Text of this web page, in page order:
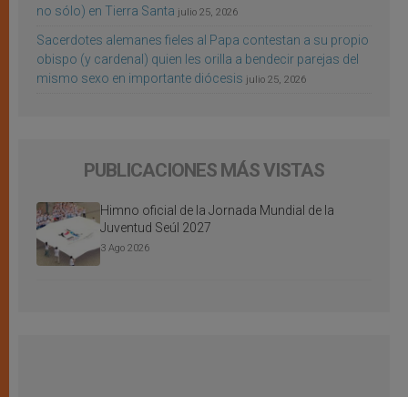
no sólo) en Tierra Santa julio 25, 2026
Sacerdotes alemanes fieles al Papa contestan a su propio
obispo (y cardenal) quien les orilla a bendecir parejas del
mismo sexo en importante diócesis julio 25, 2026
PUBLICACIONES MÁS VISTAS
Himno oficial de la Jornada Mundial de la
Juventud Seúl 2027
3 Ago 2026